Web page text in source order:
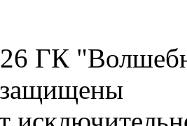
ГК
защищены